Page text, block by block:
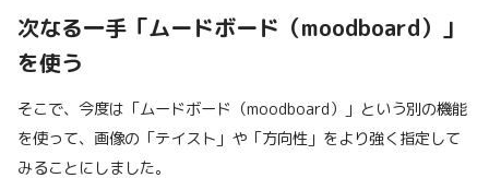
次なる一手「ムードボード（moodboard）」
を使う
そこで、今度は「ムードボード（moodboard）」という別の機能
を使って、画像の「テイスト」や「方向性」をより強く指定して
みることにしました。